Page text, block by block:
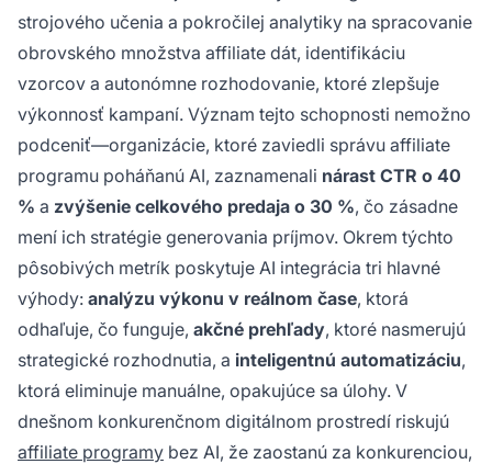
strojového učenia a pokročilej analytiky na spracovanie
obrovského množstva affiliate dát, identifikáciu
vzorcov a autonómne rozhodovanie, ktoré zlepšuje
výkonnosť kampaní. Význam tejto schopnosti nemožno
podceniť—organizácie, ktoré zaviedli správu affiliate
programu poháňanú AI, zaznamenali nárast CTR o 40
% a zvýšenie celkového predaja o 30 %, čo zásadne
mení ich stratégie generovania príjmov. Okrem týchto
pôsobivých metrík poskytuje AI integrácia tri hlavné
výhody: analýzu výkonu v reálnom čase, ktorá
odhaľuje, čo funguje, akčné prehľady, ktoré nasmerujú
strategické rozhodnutia, a inteligentnú automatizáciu,
ktorá eliminuje manuálne, opakujúce sa úlohy. V
dnešnom konkurenčnom digitálnom prostredí riskujú
affiliate programy bez AI, že zaostanú za konkurenciou,